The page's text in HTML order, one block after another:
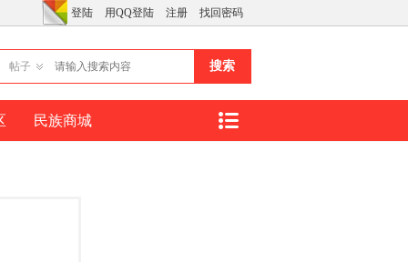
登陆 用QQ登陆 注册 找回密码
帖子 搜索
民族商城